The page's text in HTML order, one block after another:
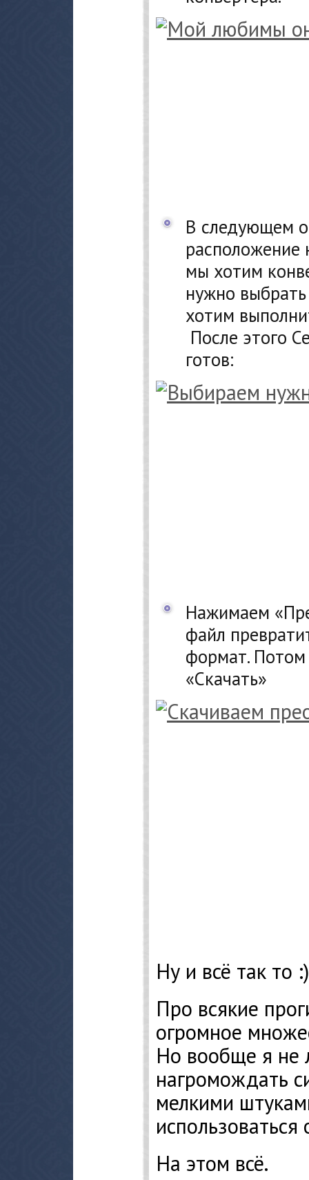
В следующем
расположение
мы хотим
нужно
хотим
После этого
готов:
Нажимаем
файл
формат.
«Скачать»
Ну и всё так то :)
Про всякие
огромное
Но вообще я не
нагромождать
мелкими
На этом всё.